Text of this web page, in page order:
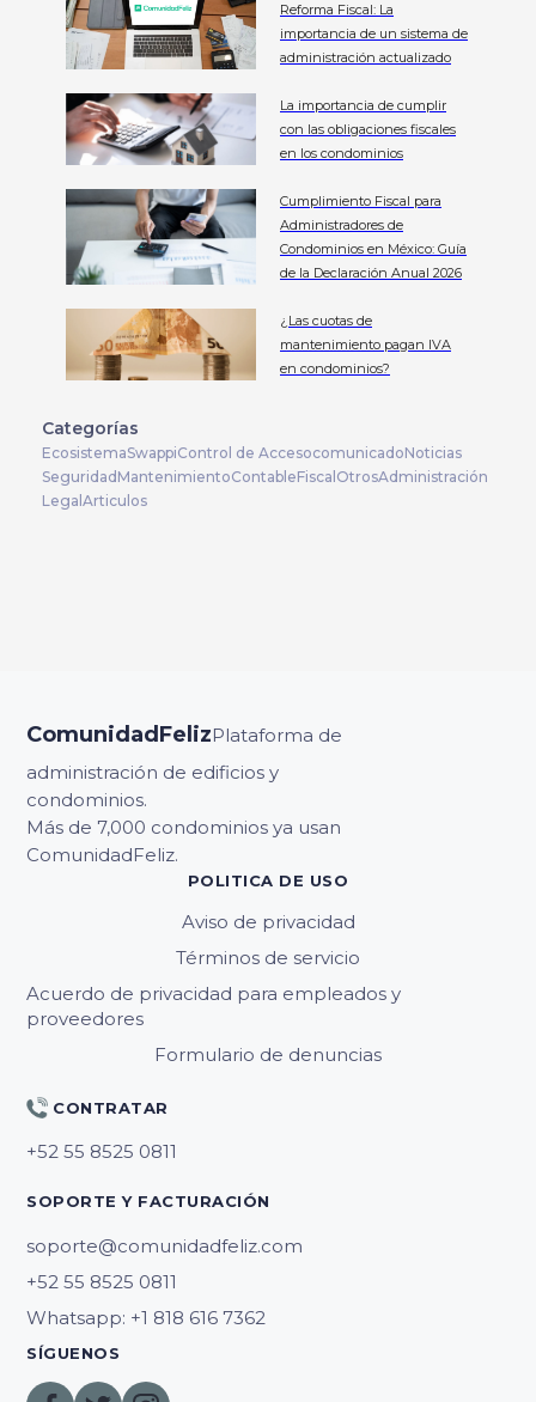
Reforma Fiscal: La
importancia de un sistema de
administración actualizado
La importancia de cumplir
con las obligaciones fiscales
en los condominios
Cumplimiento Fiscal para
Administradores de
Condominios en México: Guía
de la Declaración Anual 2026
¿Las cuotas de
mantenimiento pagan IVA
en condominios?
Categorías
EcosistemaSwappiControl de AccesocomunicadoNoticias
Seguridad MantenimientoContableFiscal OtrosAdministración
Legal Articulos
ComunidadFelizPlataforma de
administración de edificios y
condominios.
Más de 7,000 condominios ya usan
ComunidadFeliz.
POLITICA DE USO
Aviso de privacidad
Términos de servicio
Acuerdo de privacidad para empleados y
proveedores
Formulario de denuncias
CONTRATAR
SOPORTE Y FACTURACIÓN
soporte@comunidadfeliz.com
Whatsapp: +1 818 616 7362
SÍGUENOS